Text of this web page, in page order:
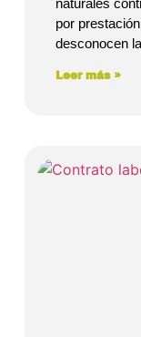
por
desconocen
Leer más »